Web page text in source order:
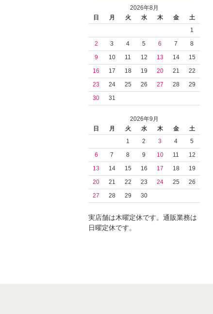
2026年8月
日
月 火 水 木 金
土
1
2
3 4 5 6 7
8
9
10 11 12 13 14
15
16
17 18 19 20 21
22
23
24 25 26 27 28
29
30
31
2026年9月
日
月 火 水 木 金
土
1
2 3 4
5
6
7 8 9 10 11
12
13
14 15 16 17 18
19
20
21 22 23 24 25
26
27
28 29 30
実店舗は木曜定休です。通販業務は
日曜定休です。